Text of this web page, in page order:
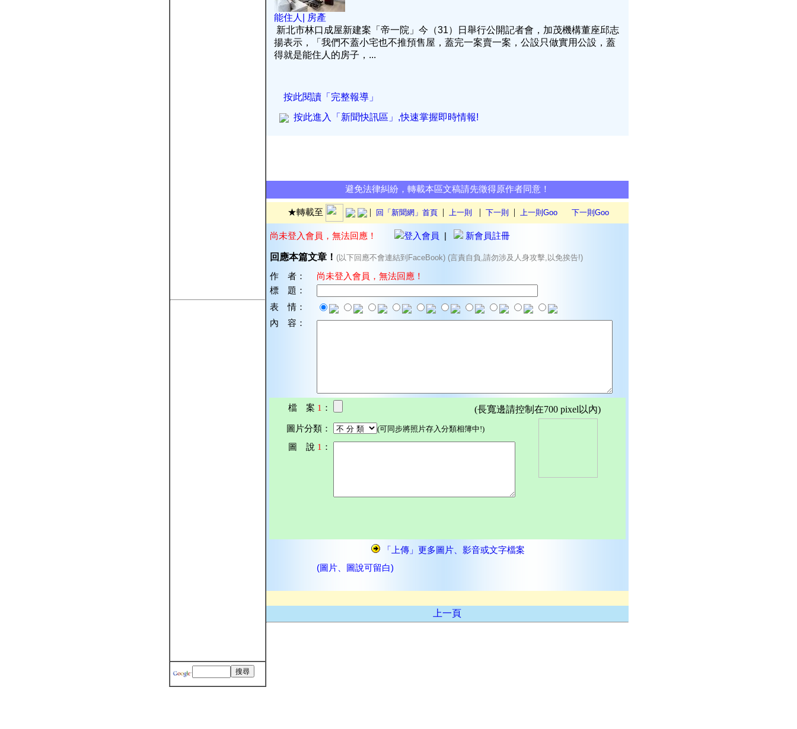
能住人| 房產
新北市林口成屋新建案「帝一院」今（31）日舉行公開記者會，加茂機構董座邱志
揚表示，「我們不蓋小宅也不推預售屋，蓋完一案賣一案，公設只做實用公設，蓋
得就是能住人的房子，...
按此閱讀「完整報導」
按此進入「新聞快訊區」,快速掌握即時情報!
避免法律糾紛，轉載本區文稿請先徵得原作者同意！
★轉載至 | 回「新聞網」首頁 | 上一則 | 下一則 | 上一則Goo 下一則Goo
尚未登入會員，無法回應！ 登入會員 | 新會員註冊
回應本篇文章！ (以下回應不會連結到FaceBook) (言責自負,請勿涉及人身攻擊,以免挨告!)
作 者：
尚未登入會員，無法回應！
標 題：
表 情：
內 容：
檔 案 1 ： (長寬邊請控制在700 pixel以內)
圖片分類： (可同步將照片存入分類相簿中!)
圖 說 1 ：
「上傳」更多圖片、影音或文字檔案
(圖片、圖說可留白)
上一頁